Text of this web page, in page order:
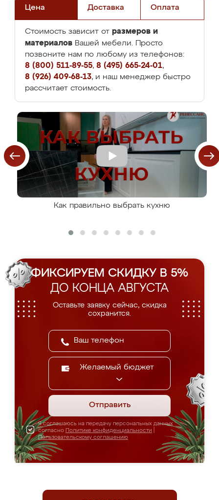
Цена Доставка Оплата
Стоимость зависит от размеров и
материалов Вашей мебели. Просто
позвоните нам по любому из телефонов:
8 (800) 511-89-55, 8 (495) 665-24-01,
8 (926) 409-68-13, и наш менеджер быстро
рассчитает стоимость.
Как правильно выбрать кухню
ФИКСИРУЕМ СКИДКУ В 5%
ДО КОНЦА АВГУСТА
Оставьте заявку сейчас, скидка
сохранится.
Желаемый бюджет
Отправить
Я соглашаюсь на передачу персональных данных
согласно Политике конфиденциальности
Пользовательскому соглашению